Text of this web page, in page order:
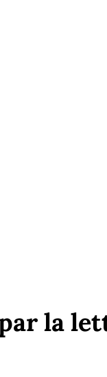
la